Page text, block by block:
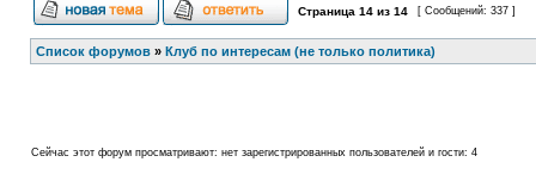
Страница 14 из 14 [ Сообщений: 337 ]
Список форумов » Клуб по интересам (не только политика)
Сейчас этот форум просматривают: нет зарегистрированных пользователей и гости: 4